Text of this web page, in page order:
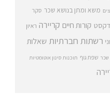
משא ומתן בנושא שכר סקר
קורות חיים קריירה ראיון
רשתות חברתיות שאלות
שכר שפת גוף תוכנות סינון אוטומטיות